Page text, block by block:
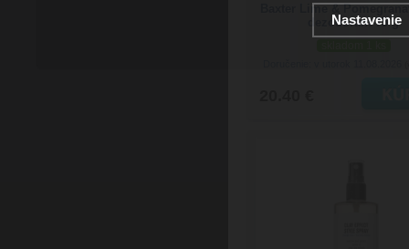
Baxter Lime &
dezodorant 75 g
Nastavenie